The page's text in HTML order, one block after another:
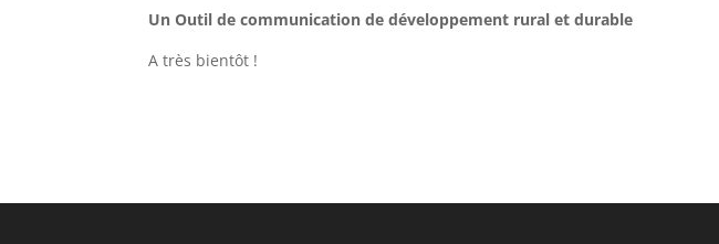
Un Outil de communication de développement rural et durable
A très bientôt !